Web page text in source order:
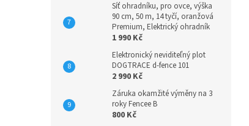
Síť ohradníku, pro ovce, výška
90 cm, 50 m, 14 tyčí, oranžová
Premium, Elektrický ohradník
1 990 Kč
Elektronický neviditeľný plot
DOGTRACE d-fence 101
2 990 Kč
Záruka okamžité výměny na 3
roky Fencee B
800 Kč